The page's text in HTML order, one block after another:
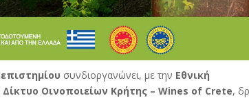
συνδιοργανώνει, με την Εθνική
Δίκτυο Οινοποιείων Κρήτης – Wines of Crete,